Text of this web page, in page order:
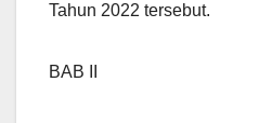
Tahun 2022 tersebut.
BAB II